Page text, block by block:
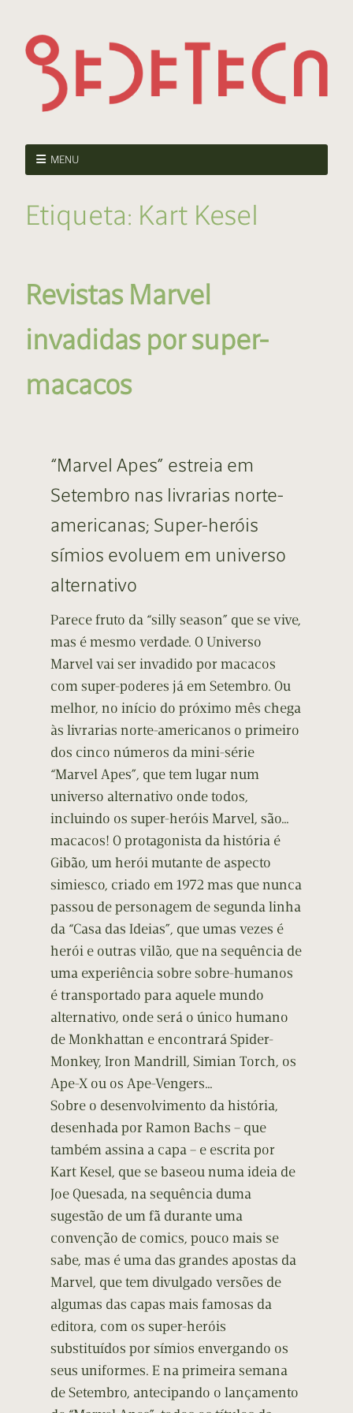
MENU
Etiqueta: Kart Kesel
Revistas Marvel
invadidas por super-
macacos
“Marvel Apes” estreia em
Setembro nas livrarias norte-
americanas; Super-heróis
símios evoluem em universo
alternativo
Parece fruto da “silly season” que se vive,
mas é mesmo verdade. O Universo
Marvel vai ser invadido por macacos
com super-poderes já em Setembro. Ou
melhor, no início do próximo mês chega
às livrarias norte-americanos o primeiro
dos cinco números da mini-série
“Marvel Apes”, que tem lugar num
universo alternativo onde todos,
incluindo os super-heróis Marvel, são…
macacos! O protagonista da história é
Gibão, um herói mutante de aspecto
simiesco, criado em 1972 mas que nunca
passou de personagem de segunda linha
da “Casa das Ideias”, que umas vezes é
herói e outras vilão, que na sequência de
uma experiência sobre sobre-humanos
é transportado para aquele mundo
alternativo, onde será o único humano
de Monkhattan e encontrará Spider-
Monkey, Iron Mandrill, Simian Torch, os
Ape-X ou os Ape-Vengers…
Sobre o desenvolvimento da história,
desenhada por Ramon Bachs – que
também assina a capa – e escrita por
Kart Kesel, que se baseou numa ideia de
Joe Quesada, na sequência duma
sugestão de um fã durante uma
convenção de comics, pouco mais se
sabe, mas é uma das grandes apostas da
Marvel, que tem divulgado versões de
algumas das capas mais famosas da
editora, com os super-heróis
substituídos por símios envergando os
seus uniformes. E na primeira semana
de Setembro, antecipando o lançamento